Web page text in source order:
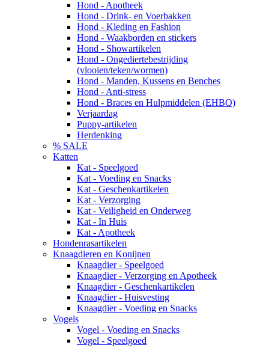
Hond - Apotheek
Hond - Drink- en Voerbakken
Hond - Kleding en Fashion
Hond - Waakborden en stickers
Hond - Showartikelen
Hond - Ongediertebestrijding
(vlooien/teken/wormen)
Hond - Manden, Kussens en Benches
Hond - Anti-stress
Hond - Braces en Hulpmiddelen (EHBO)
Verjaardag
Puppy-artikelen
Herdenking
% SALE
Katten
Kat - Speelgoed
Kat - Voeding en Snacks
Kat - Geschenkartikelen
Kat - Verzorging
Kat - Veiligheid en Onderweg
Kat - In Huis
Kat - Apotheek
Hondenrasartikelen
Knaagdieren en Konijnen
Knaagdier - Speelgoed
Knaagdier - Verzorging en Apotheek
Knaagdier - Geschenkartikelen
Knaagdier - Huisvesting
Knaagdier - Voeding en Snacks
Vogels
Vogel - Voeding en Snacks
Vogel - Speelgoed